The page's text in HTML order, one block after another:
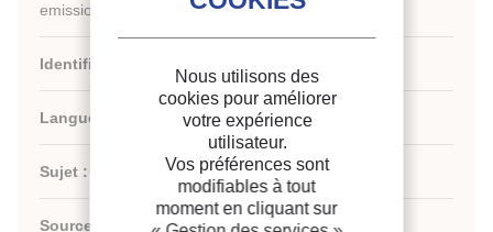
emissions using EnergyPlus.
Identifiant de la fiche :
Langues :
Sujet : Technologie
Source : Proceedings of the 26 IIR International
Nous utilisons des
cookies pour améliorer
votre expérience
utilisateur.
Vos préférences sont
modifiables à tout
moment en cliquant sur